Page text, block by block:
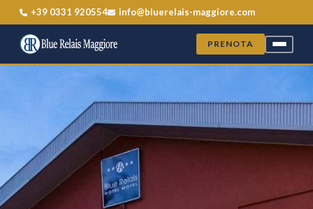
+39 0331 920554 info@bluerelais-maggiore.com
PRENOTA